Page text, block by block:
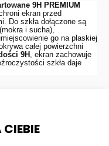
9H PREMIUM
ekran przed
Do szkła dołączone są
(mokra i sucha),
go na płaskiej
całej powierzchni
9H, ekran zachowuje
szkła daje
CIEBIE